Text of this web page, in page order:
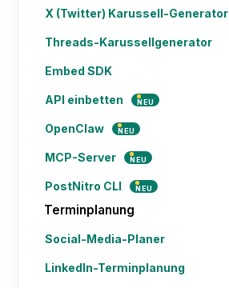
X (Twitter) Karussell-Generator
Threads-Karussellgenerator
Embed SDK
API einbetten NEU
OpenClaw NEU
MCP-Server NEU
PostNitro CLI NEU
Terminplanung
Social-Media-Planer
LinkedIn-Terminplanung